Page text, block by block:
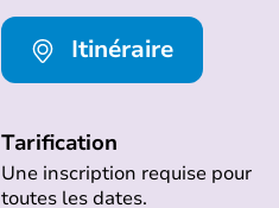
Itinéraire
Tarification
Une inscription requise pour
toutes les dates.